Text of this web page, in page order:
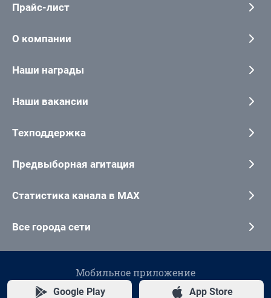
Прайс-лист
О компании
Наши награды
Наши вакансии
Техподдержка
Предвыборная агитация
Статистика канала в MAX
Все города сети
Мобильное приложение
Google Play App Store